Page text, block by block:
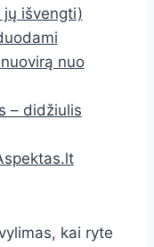
jų išvengti)
nuo
– didžiulis
kai ryte